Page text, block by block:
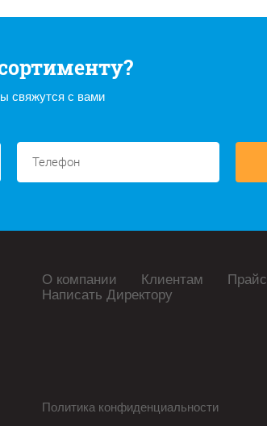
свяжутся с вами
О компании Клиентам Прайс
Написать Директору
Политика конфиденциальности